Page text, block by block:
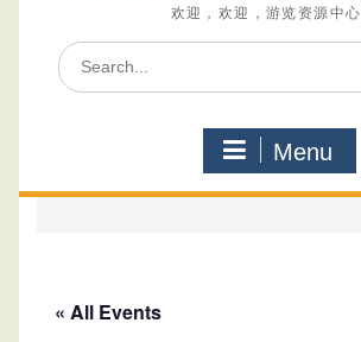
欢迎，欢迎，游览资源中心
Search
for:
Menu
« All Events